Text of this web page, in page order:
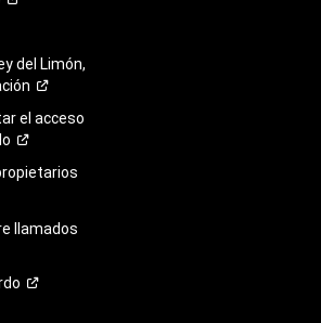
del Limón,
el acceso
llamados